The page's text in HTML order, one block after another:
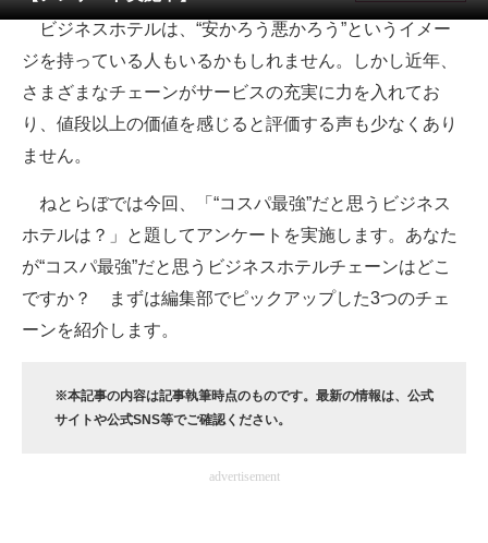
注目記事を集めた総合ページ
ITの今と未来を見通す
スマホと通信の最新トレンド
進化するPCとデバイスの未来
好きが集まる 比べて選べる
ビジネスと働き方のヒント
AI活用のいまが分かる
経営リーダーのコミュニティ
ビジネスホテルは、“安かろう悪かろう”というイメー
ジを持っている人もいるかもしれません。しかし近年、
さまざまなチェーンがサービスの充実に力を入れてお
り、値段以上の価値を感じると評価する声も少なくあり
ません。
ねとらぼでは今回、「“コスパ最強”だと思うビジネス
ホテルは？」と題してアンケートを実施します。あなた
が“コスパ最強”だと思うビジネスホテルチェーンはどこ
ですか？ まずは編集部でピックアップした3つのチェ
ーンを紹介します。
※本記事の内容は記事執筆時点のものです。最新の情報は、公式
サイトや公式SNS等でご確認ください。
advertisement